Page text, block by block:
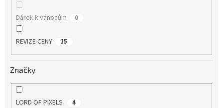
Dárek k vánocům 0
REVIZE CENY 15
Značky
LORD OF PIXELS 4